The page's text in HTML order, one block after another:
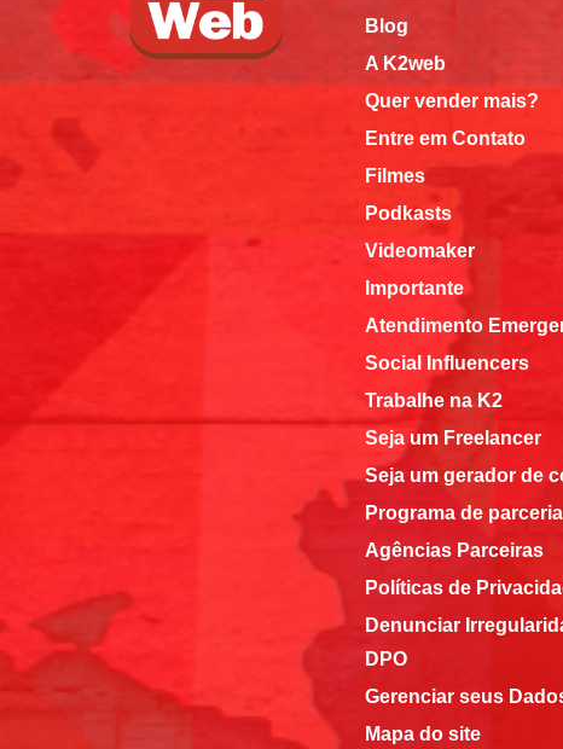
Blog
A K2web
Quer vender mais?
Entre em Contato
Filmes
Podkasts
Videomaker
Importante
Atendimento
Social Influencers
Trabalhe na K2
Seja um Freelancer
Seja um gerador de
Programa de parceria
Agências Parceiras
Políticas de
Denunciar
DPO
Gerenciar seus
Mapa do site